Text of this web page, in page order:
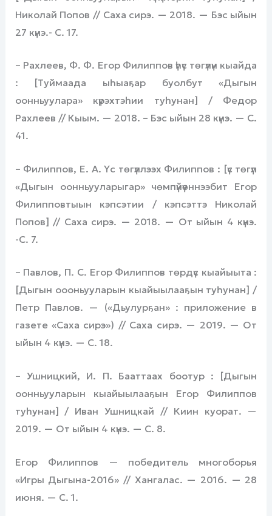
Николай Попов // Саха сирэ. — 2018. — Бэс ыйын
27 күнэ.- С. 17.
– Рахлеев, Ф. Ф. Егор Филиппов үһүс төгүлүн кыайда
: [Туймаада ыһыаҕар буолбут «Дыгын
оонньуулара» күрэхтэһии туһунан] / Федор
Рахлеев // Кыым. — 2018. – Бэс ыйын 28 күнэ. — С.
41.
– Филиппов, Е. А. Үс төгүллээх Филиппов : [үс төгүл
«Дыгын оонньууларыгар» чөмпүйүөннээбит Егор
Филипповтыын кэпсэтии / кэпсэттэ Николай
Попов] // Саха сирэ. — 2018. — От ыйын 4 күнэ.
-С. 7.
– Павлов, П. С. Егор Филиппов төрдүс кыайыыта :
[Дыгын оооньууларын кыайыылааҕын туһунан] /
Петр Павлов. — («Дьулурҕан» : приложение в
газете «Саха сирэ») // Саха сирэ. — 2019. — От
ыйын 4 күнэ. — С. 18.
– Ушницкий, И. П. Бааттаах боотур : [Дыгын
оонньууларын кыайыылааҕын Егор Филиппов
туһунан] / Иван Ушницкай // Киин куорат. —
2019. — От ыйын 4 күнэ. — С. 8.
Егор Филиппов — победитель многоборья
«Игры Дыгына-2016» // Хангалас. — 2016. — 28
июня. — С. 1.